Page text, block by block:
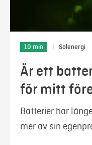
10 min Solenergi
Är ett
för mitt
Batterier har
mer av sin